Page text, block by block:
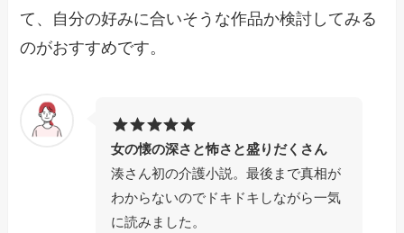
て、自分の好みに合いそうな作品か検討してみる
のがおすすめです。
女の懐の深さと怖さと盛りだくさん
湊さん初の介護小説。最後まで真相が
わからないのでドキドキしながら一気
に読みました。